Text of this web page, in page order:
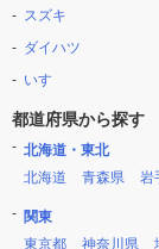
スズキ
ダイハツ
いすゞ
都道府県から探す
北海道・東北
北海道
青森県 岩
関東
東京都
神奈川県